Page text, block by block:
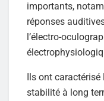
importants,
réponses
l’électro-
Ils ont
stabilité à long